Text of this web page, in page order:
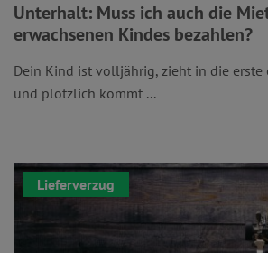
Unterhalt: Muss ich auch die
erwachsenen Kindes bezahlen?
Dein Kind ist volljährig, zieht in die erste
und plötzlich kommt ...
Lieferverzug